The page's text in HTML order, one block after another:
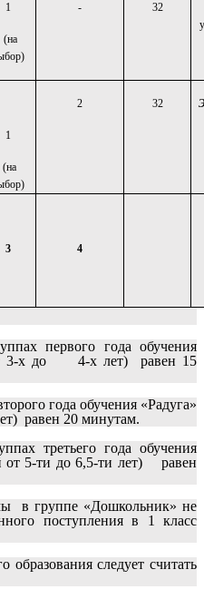
1
(на
-
32
1
(на
2 32
3 4
первого года обучения
3-х до 4-х лет) равен 15
года обучения «Радуга»
равен 20 минутам.
третьего года обучения
от 5-ти до 6,5-ти лет) равен
в группе «Дошкольник» не
поступления в 1 класс
образования следует считать